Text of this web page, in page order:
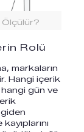
Ölçülür?
Rolü
markaların
Hangi içerik
gün ve
giden